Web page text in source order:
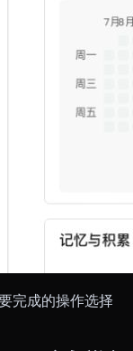
完成的操作选择